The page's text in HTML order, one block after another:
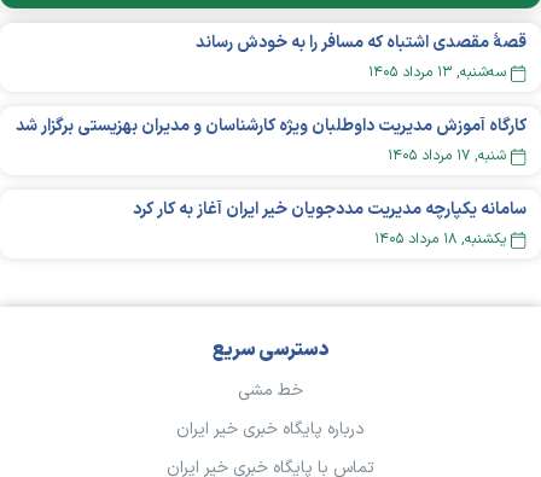
قصهٔ مقصدی اشتباه که مسافر را به خودش رساند
سه‌شنبه, ۱۳ مرداد ۱۴۰۵
کارگاه آموزش مدیریت داوطلبان ویژه کارشناسان و مدیران بهزیستی برگزار شد
شنبه, ۱۷ مرداد ۱۴۰۵
سامانه یکپارچه مدیریت مددجویان خیر ایران آغاز به کار کرد
يکشنبه, ۱۸ مرداد ۱۴۰۵
دسترسی سریع
خط مشی
درباره پایگاه خبری خیر ایران
تماس با پایگاه خبری خیر ایران